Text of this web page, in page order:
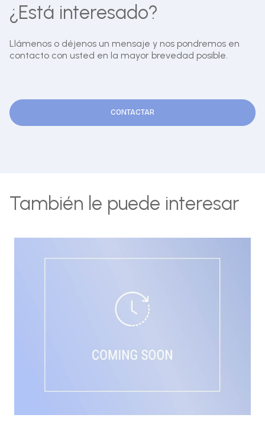
¿Está interesado?
Llámenos o déjenos un mensaje y nos pondremos en
contacto con usted en la mayor brevedad posible.
CONTACTAR
También le puede interesar